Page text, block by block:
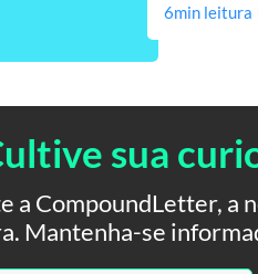
6min leitura
sua
a CompoundLetter,
Mantenha-se